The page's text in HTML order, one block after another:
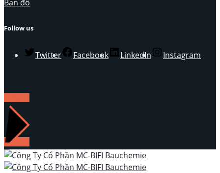
Bản đồ
Follow us
Twitter Facebook LinkedIn Instagram